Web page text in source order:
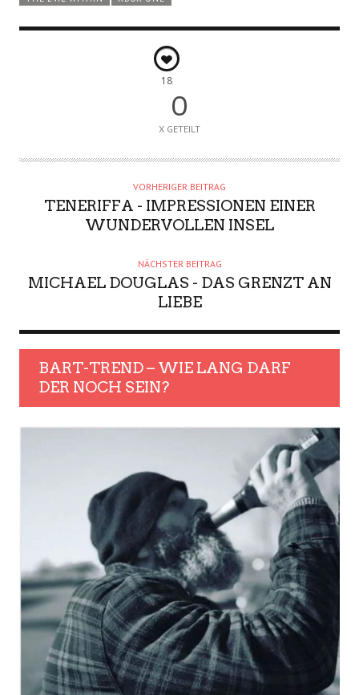
18
0
X GETEILT
VORHERIGER BEITRAG
TENERIFFA - IMPRESSIONEN EINER
WUNDERVOLLEN INSEL
NÄCHSTER BEITRAG
MICHAEL DOUGLAS - DAS GRENZT AN
LIEBE
BART-TREND – WIE LANG DARF
DER NOCH SEIN?